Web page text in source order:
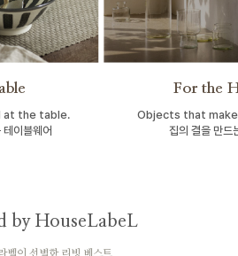
at the table.
이블웨어
For the
Objects that
집의 결을 만드
by HouseLabeL
벨이 선별한 리빙 베스트